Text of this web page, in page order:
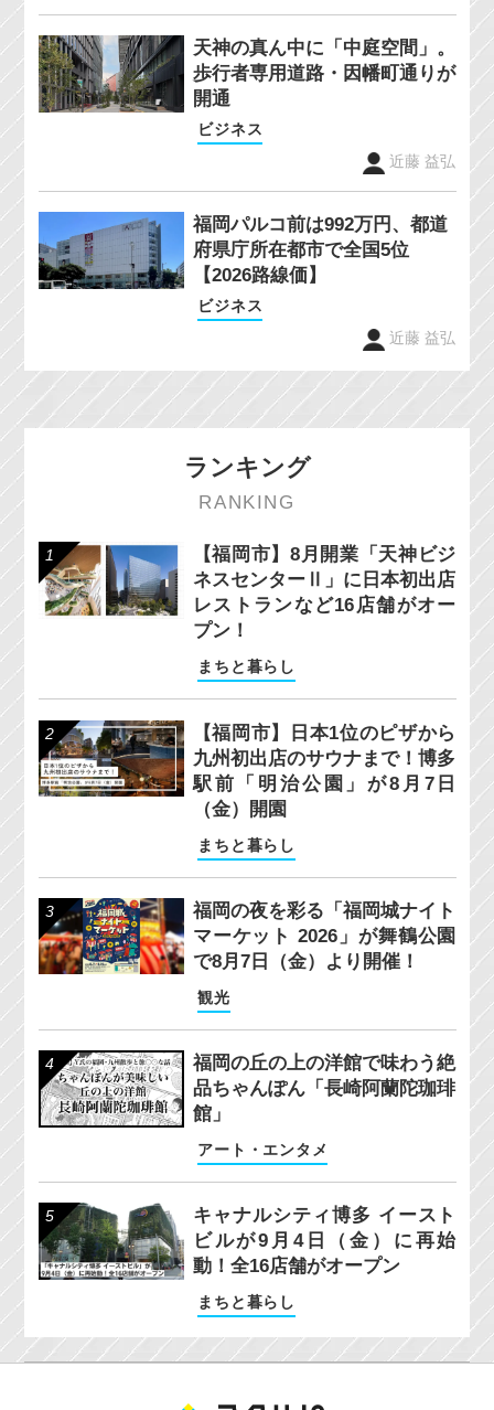
天神の真ん中に「中庭空間」。
歩行者専用道路・因幡町通りが
開通
ビジネス
近藤 益弘
福岡パルコ前は992万円、都道
府県庁所在都市で全国5位
【2026路線価】
ビジネス
近藤 益弘
ランキング
RANKING
【福岡市】8月開業「天神ビジ
ネスセンターⅡ」に日本初出店
レストランなど16店舗がオー
プン！
まちと暮らし
【福岡市】日本1位のピザから
九州初出店のサウナまで！博多
駅前「明治公園」が8月7日
（金）開園
まちと暮らし
福岡の夜を彩る「福岡城ナイト
マーケット 2026」が舞鶴公園
で8月7日（金）より開催！
観光
福岡の丘の上の洋館で味わう絶
品ちゃんぽん「長崎阿蘭陀珈琲
館」
アート・エンタメ
キャナルシティ博多 イースト
ビルが9月4日（金）に再始
動！全16店舗がオープン
まちと暮らし